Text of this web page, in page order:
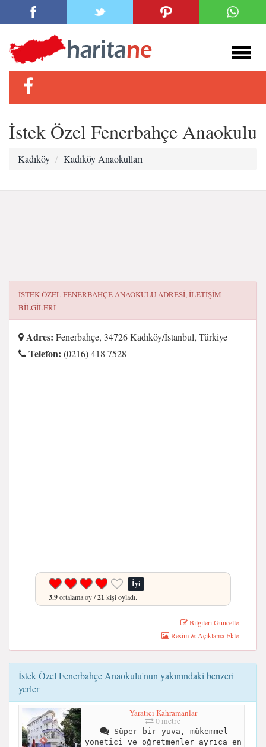
İstek Özel Fenerbahçe Anaokulu
Kadıköy Kadıköy Anaokulları
İSTEK ÖZEL FENERBAHÇE ANAOKULUADRESI, ILETIŞIM
BILGILERI
Adres: Fenerbahçe, 34726 Kadıköy/İstanbul, Türkiye
Telefon: (0216) 418 7528
İyi
3.9ortalama oy /21 kişi oyladı.
Bilgileri Güncelle
Resim & Açıklama Ekle
İstek Özel Fenerbahçe Anaokulu'nun yakınındaki benzeri
yerler
Yaratıcı Kahramanlar
0 metre
Süper bir yuva, mükemmel
yönetici ve öğretmenler ayrıca en